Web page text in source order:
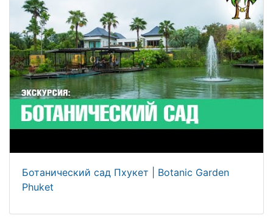
Ботанический сад Пхукет | Botanic Garden
Phuket